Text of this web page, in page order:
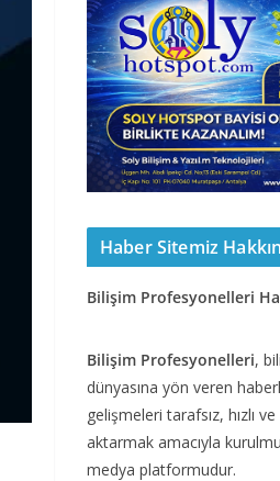
Haber Sitemiz
Bilişim Profesyonelleri
Bilişim Profesyonelleri,
dünyasına yön veren
gelişmeleri tarafsız, hızlı
aktarmak amacıyla
medya platformudur.